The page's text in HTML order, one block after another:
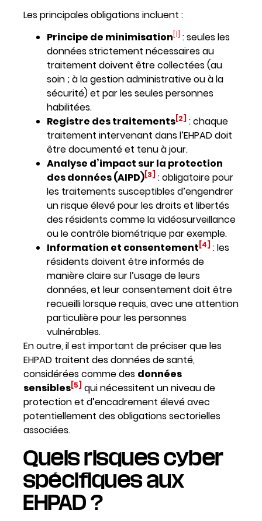
Les principales obligations incluent :
Principe de minimisation [1] : seules les
données strictement nécessaires au
traitement doivent être collectées (au
soin ; à la gestion administrative ou à la
sécurité) et par les seules personnes
habilitées.
Registre des traitements[2] : chaque
traitement intervenant dans l’EHPAD doit
être documenté et tenu à jour.
Analyse d’impact sur la protection
des données (AIPD)[3] : obligatoire pour
les traitements susceptibles d’engendrer
un risque élevé pour les droits et libertés
des résidents comme la vidéosurveillance
ou le contrôle biométrique par exemple.
Information et consentement [4] : les
résidents doivent être informés de
manière claire sur l’usage de leurs
données, et leur consentement doit être
recueilli lorsque requis, avec une attention
particulière pour les personnes
vulnérables.
En outre, il est important de préciser que les
EHPAD traitent des données de santé,
considérées comme des données
sensibles[5] qui nécessitent un niveau de
protection et d’encadrement élevé avec
potentiellement des obligations sectorielles
associées.
Quels risques cyber
spécifiques aux
EHPAD ?